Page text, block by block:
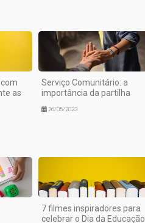
as
Serviço Comunitário: a
importância da partilha
26/05/2023
7 filmes inspiradores para
celebrar o Dia da Educação